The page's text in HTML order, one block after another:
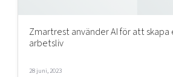
Zmartrest använder AI för att
arbetsliv
28 juni, 2023